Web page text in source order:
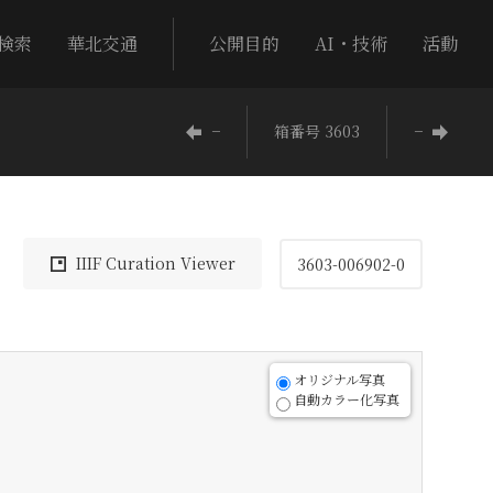
索 華北交通 公開目的 AI・技術 活動
− 箱番号 3603 −
IIIF Curation Viewer 3603-006902-0
オリジナル写真
自動カラー化写真